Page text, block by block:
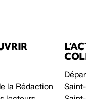
la Rédaction